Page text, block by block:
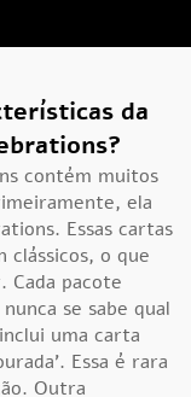
da
contém muitos
ela
Essas cartas
clássicos, o que
Cada pacote
se sabe qual
uma carta
Essa é rara
Outra